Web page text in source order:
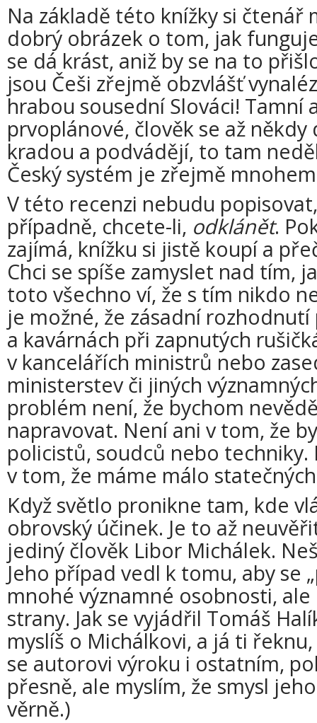
Na základě této knížky si čtenář
dobrý obrázek o tom, jak
se dá krást, aniž by se na to
jsou Češi zřejmě obzvlášť
hrabou sousední Slováci! Tamní
prvoplánové, člověk se až
kradou a podvádějí, to tam
Český systém je zřejmě
V této recenzi nebudu
případně, chcete-li, odklánět.
zajímá, knížku si jistě koupí a
Chci se spíše zamyslet nad tím,
toto všechno ví, že s tím nikdo
je možné, že zásadní
a kavárnách při zapnutých
v kancelářích ministrů nebo
ministerstev či jiných
problém není, že bychom
napravovat. Není ani v tom, že
policistů, soudců nebo
v tom, že máme málo
Když světlo pronikne tam, kde
obrovský účinek. Je to až
jediný člověk Libor Michálek.
Jeho případ vedl k tomu, aby se
mnohé významné osobnosti,
strany. Jak se vyjádřil Tomáš
myslíš o Michálkovi, a já ti
se autorovi výroku i ostatním,
přesně, ale myslím, že smysl
věrně.)